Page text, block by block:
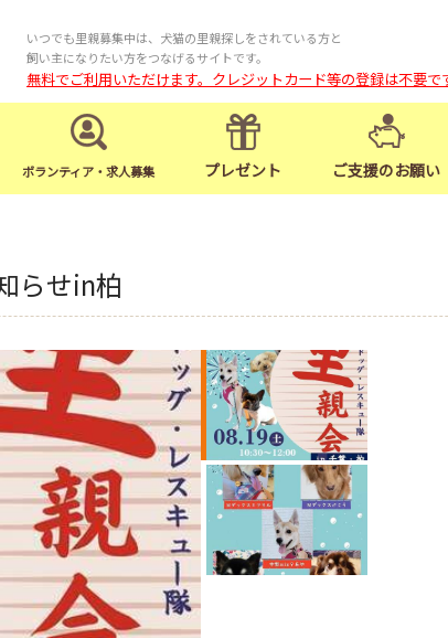
いつでも里親募集中は、犬猫の里親探しをされている方と
飼い主になりたい方をつなげるサイトです。
無料でご利用いただけます。クレジットカード等の登録は不要で
ボランティア・求人募集 プレゼント ご支援のお願い
らせin柏